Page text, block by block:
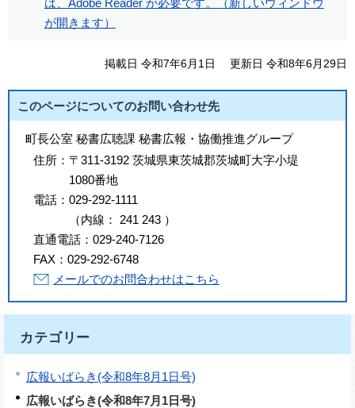
は、Adobe Reader が必要です。（新しいウィンドウ
が開きます）
掲載日 令和7年6月1日 更新日 令和8年6月29日
このページについてのお問い合わせ先
町長公室 秘書広聴課 秘書広報・協働推進グループ
住所： 〒311-3192 茨城県東茨城郡茨城町大字小堤
1080番地
電話： 029-292-1111
（内線 ： 241 243 ）
直通電話： 029-240-7126
FAX： 029-292-6748
メールでのお問合わせはこちら
カテゴリー
広報いばらき(令和8年8月1日号)
広報いばらき(令和8年7月1日号)